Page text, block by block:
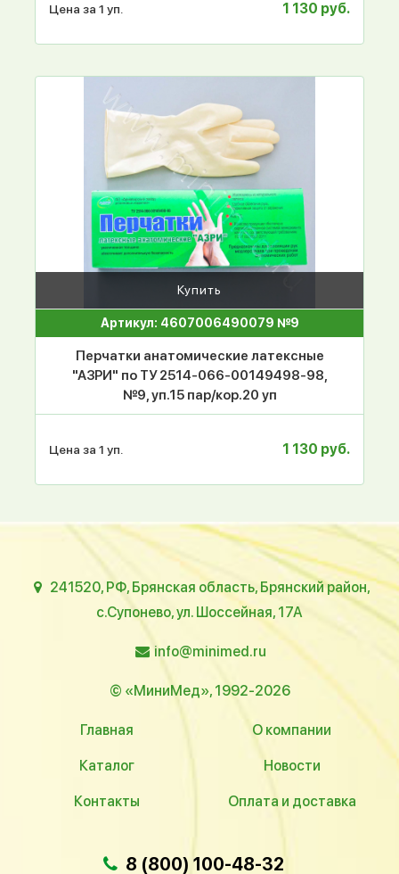
Цена за 1 уп. 1 130 руб.
Купить
Артикул: 4607006490079 №9
Перчатки анатомические латексные
"АЗРИ" по ТУ 2514-066-00149498-98,
№9, уп.15 пар/кор.20 уп
Цена за 1 уп. 1 130 руб.
241520, РФ, Брянская область, Брянский район,
с.Супонево, ул. Шоссейная, 17А
info@minimed.ru
© «МиниМед», 1992-2026
Главная О компании
Каталог Новости
Контакты Оплата и доставка
8 (800) 100-48-32